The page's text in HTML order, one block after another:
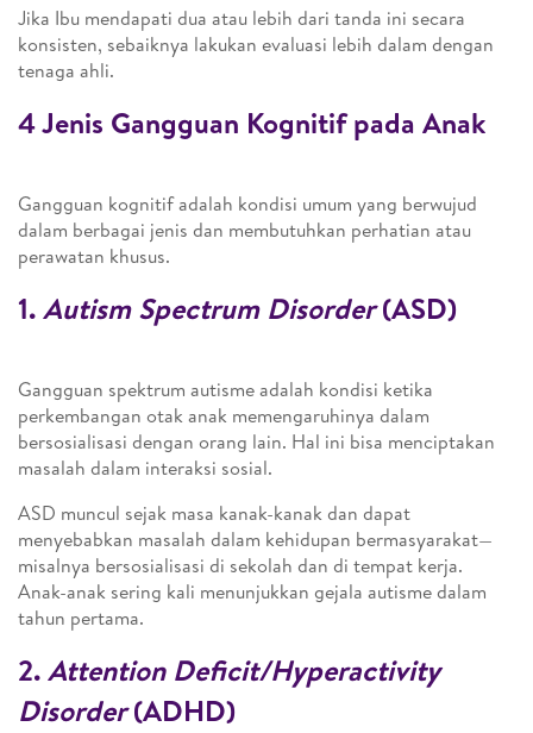
Jika Ibu mendapati dua atau lebih dari tanda ini secara
konsisten, sebaiknya lakukan evaluasi lebih dalam dengan
tenaga ahli.
4 Jenis Gangguan Kognitif pada Anak
Gangguan kognitif adalah kondisi umum yang berwujud
dalam berbagai jenis dan membutuhkan perhatian atau
perawatan khusus.
1.Autism Spectrum Disorder(ASD)
Gangguan spektrum autisme adalah kondisi ketika
perkembangan otak anak memengaruhinya dalam
bersosialisasi dengan orang lain. Hal ini bisa menciptakan
masalah dalam interaksi sosial.
ASD muncul sejak masa kanak-kanak dan dapat
menyebabkan masalah dalam kehidupan bermasyarakat—
misalnya bersosialisasi di sekolah dan di tempat kerja.
Anak-anak sering kali menunjukkan gejala autisme dalam
tahun pertama.
2.Attention Deficit/Hyperactivity
Disorder(ADHD)